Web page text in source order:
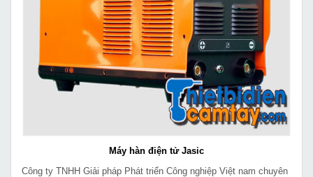
Máy hàn điện tử Jasic
Công ty TNHH Giải pháp Phát triển Công nghiệp Việt nam chuyên